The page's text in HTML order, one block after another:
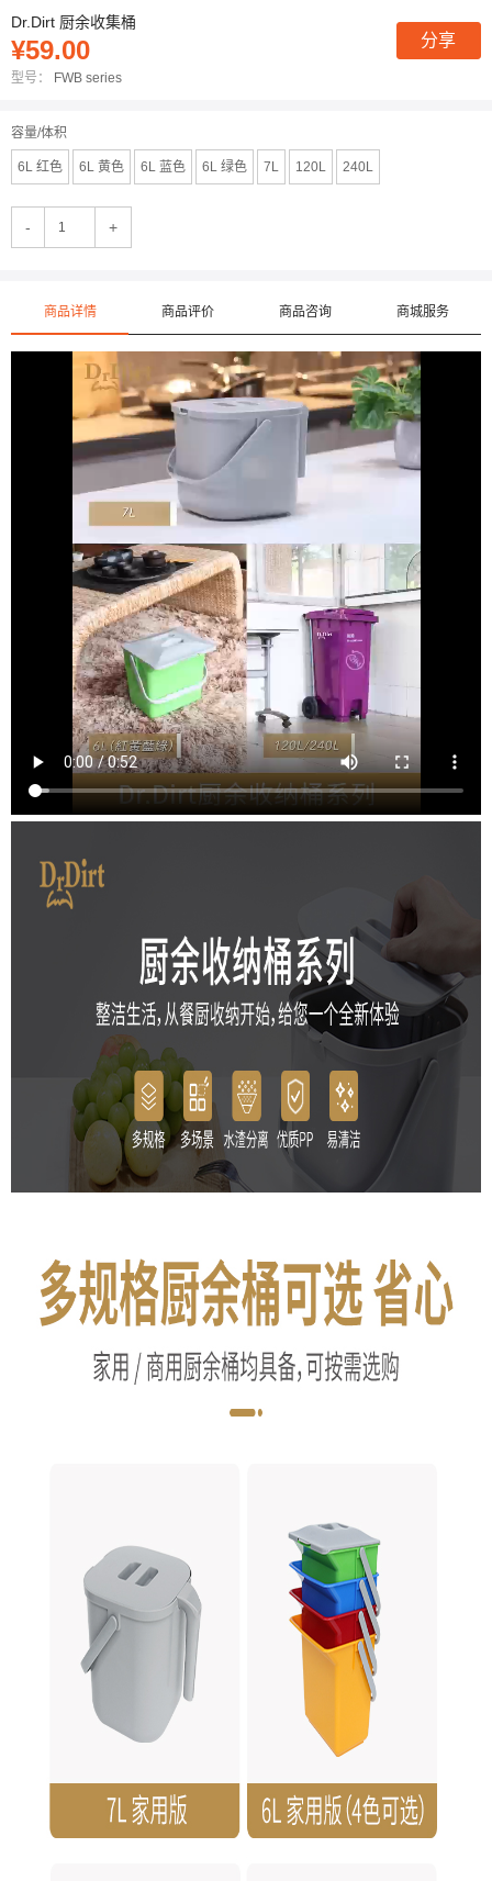
Dr.Dirt 厨余收集桶
分享
¥59.00
型号： FWB series
容量/体积
6L 红色 6L 黄色 6L 蓝色 6L 绿色 7L 120L 240L
- +
商品详情 商品评价 商品咨询 商城服务